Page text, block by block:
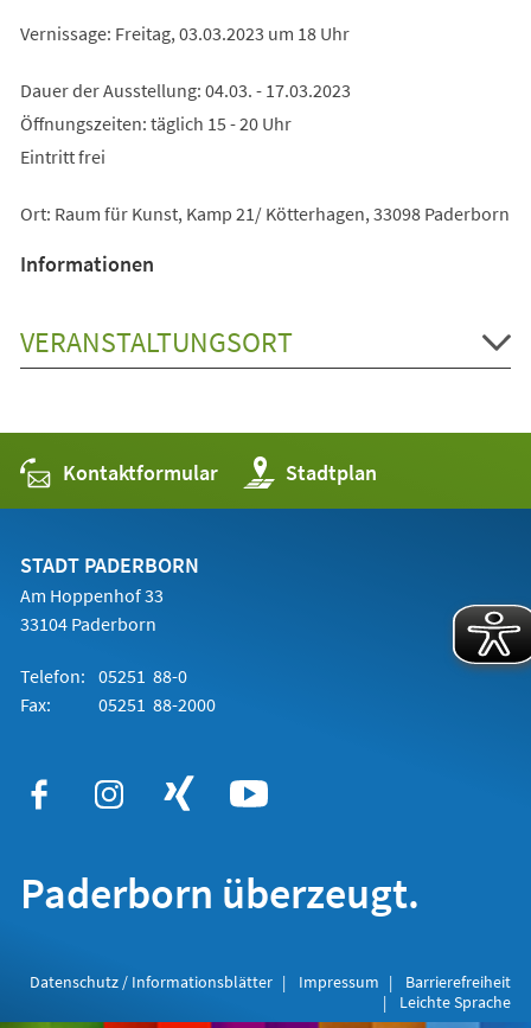
Vernissage: Freitag, 03.03.2023 um 18 Uhr
Dauer der Ausstellung: 04.03. - 17.03.2023
Öffnungszeiten: täglich 15 - 20 Uhr
Eintritt frei
Ort: Raum für Kunst, Kamp 21/ Kötterhagen, 33098 Paderborn
Informationen
VERANSTALTUNGSORT
Kontaktformular Stadtplan
(Öffnet
in
einem
STADT PADERBORN
Am Hoppenhof 33
33104 Paderborn
Telefon: 05251 88-0
Fax:
05251 88-2000
Paderborn überzeugt.
Datenschutz / Informationsblätter Impressum
Barrierefreiheit
Leichte Sprache